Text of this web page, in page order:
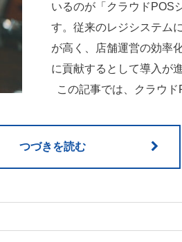
いるのが「クラウドPOS
す。従来のレジシステム
が高く、店舗運営の効率
に貢献するとして導入が
この記事では、クラウ
つづきを読む